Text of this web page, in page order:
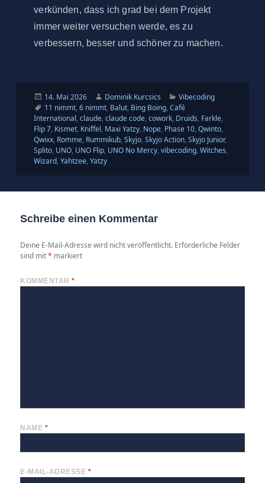
verkünden, dass ich grad bei dem Projekt
immer weiter versuchen werde, es zu
verbessern, besser und schöner zu machen.
Veröffentlicht
am
14. Mai 2026 Autor
Dominik Kurcsics Kategorien
Vibecoding
Schlagwörter
11 nimmt,6 nimmt, Balut, Bing Boing,Café
International,claude,claude code,cowork, Druids, Farkle,
Flip 7, Kismet, Kniffel, Maxi Yatzy, Nope, Phase 10,Qwinto,
Qwixx, Romme, Rummikub,Skyjo,Skyjo Action,Skyjo Junior,
Splito, UNO, UNO Flip, UNO No Mercy,vibecoding,Witches,
Wizard,Yahtzee,Yatzy
Schreibe einen Kommentar
Deine E-Mail-Adresse wird nicht veröffentlicht. Erforderliche Felder
sind mit* markiert
KOMMENTAR*
NAME *
E-MAIL-ADRESSE *